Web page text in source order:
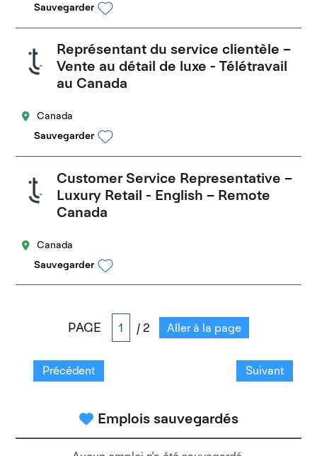
Sauvegarder
Représentant du service clientèle –
Vente au détail de luxe - Télétravail
au Canada
Canada
Sauvegarder
Customer Service Representative –
Luxury Retail - English – Remote
Canada
Canada
Sauvegarder
PAGE / 2 Aller à la page
Précédent Suivant
Emplois sauvegardés